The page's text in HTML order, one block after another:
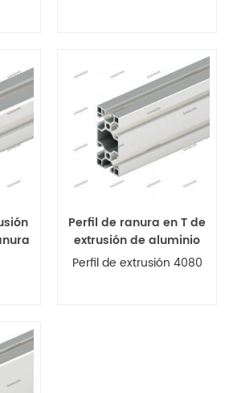
Perfil de ranura en T de
extrusión de aluminio
tipo 4080 L
Perfil de extrusión 4080